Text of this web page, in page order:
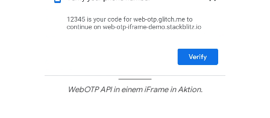
WebOTP API in einem iFrame in Aktion.